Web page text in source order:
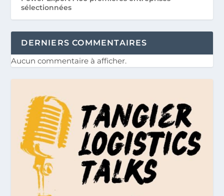
sélectionnées
DERNIERS COMMENTAIRES
Aucun commentaire à afficher.